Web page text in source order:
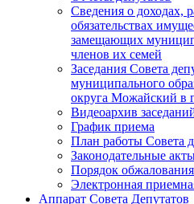
Сведения о доходах,
обязательствах
замещающих
членов их семей
Заседания Совета
муниципального
округа Можайский в
Видеоархив
График приема
План работы Совета
Законодательные
Порядок
Электронная
Аппарат Совета Депутатов